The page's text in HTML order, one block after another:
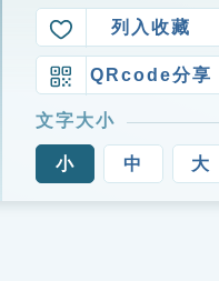
列入收藏
QRcode分享
文字大小
小 中 大